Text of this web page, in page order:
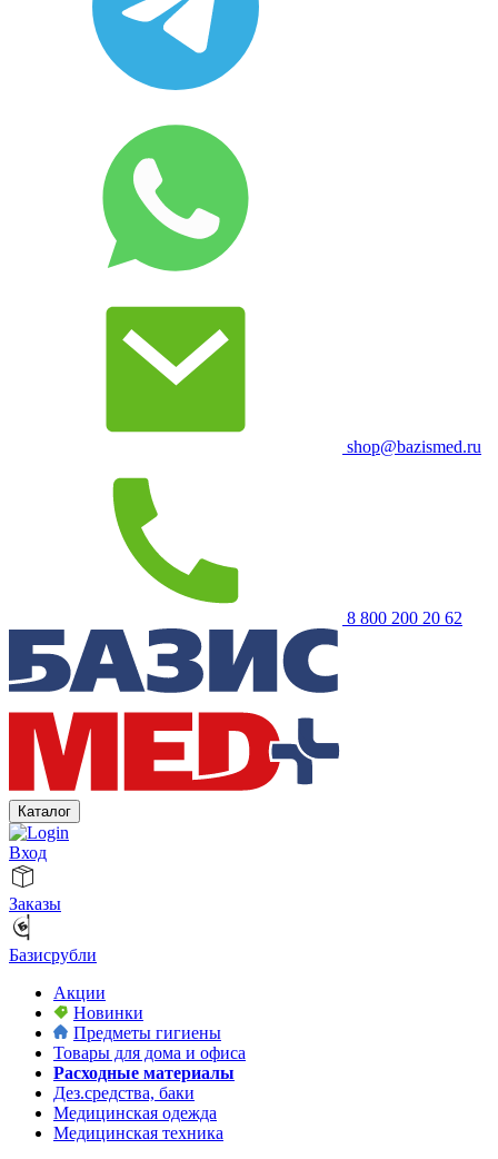
shop@bazismed.ru
8 800 200 20 62
Каталог
Вход
Заказы
Базисрубли
Акции
Новинки
Предметы гигиены
Товары для дома и офиса
Расходные материалы
Дез.средства, баки
Медицинская одежда
Медицинская техника